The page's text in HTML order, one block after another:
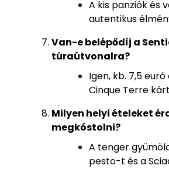
A kis panziók és
autentikus
Van-e belépődíj a
túraútvonalra?
Igen, kb. 7,5
Cinque Terre
Milyen helyi ételeket
megkóstolni?
A tenger
pesto-t és a